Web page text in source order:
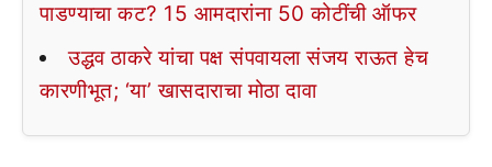
पाडण्याचा कट? 15 आमदारांना 50 कोटींची ऑफर
उद्धव ठाकरे यांचा पक्ष संपवायला संजय राऊत हेच
कारणीभूत; ‘या’ खासदाराचा मोठा दावा